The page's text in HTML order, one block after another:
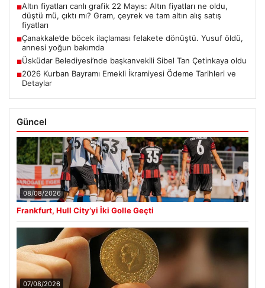
■Altın fiyatları canlı grafik 22 Mayıs: Altın fiyatları ne oldu,
düştü mü, çıktı mı? Gram, çeyrek ve tam altın alış satış
fiyatları
■Çanakkale’de böcek ilaçlaması felakete dönüştü. Yusuf öldü,
annesi yoğun bakımda
■Üsküdar Belediyesi’nde başkanvekili Sibel Tan Çetinkaya oldu
■2026 Kurban Bayramı Emekli İkramiyesi Ödeme Tarihleri ve
Detaylar
Güncel
08/08/2026
Frankfurt, Hull City’yi İki Golle Geçti
07/08/2026